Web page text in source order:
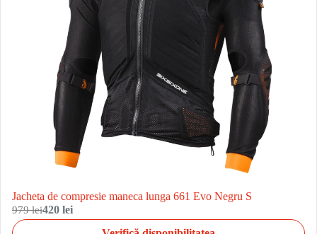
Jacheta de compresie maneca lunga 661 Evo Negru S
979 lei420 lei